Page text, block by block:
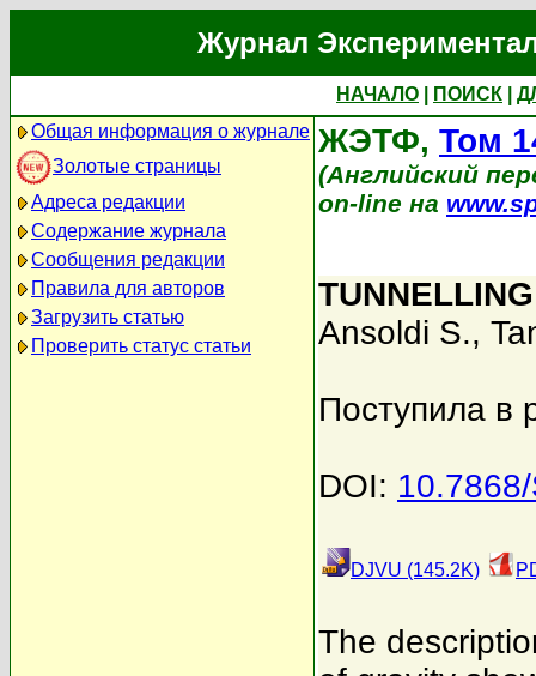
Журнал
НАЧАЛО ПОИСК
Общая информация о журнале
Золотые страницы
Адреса редакции
Содержание журнала
Сообщения редакции
Правила для авторов
Загрузить статью
Проверить статус статьи
ЖЭТФ, Том
(Английский
on-line на
Ansoldi S.,
Поступила в
DOI:
DJVU (145.2K)
The